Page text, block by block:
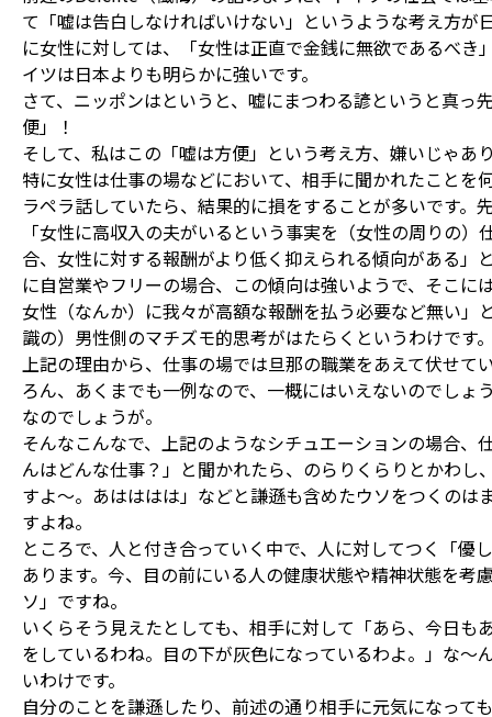
て「嘘は告白しなければいけない」というような考え方が
に女性に対しては、「女性は正直で金銭に無欲であるべき
イツは日本よりも明らかに強いです。
さて、ニッポンはというと、嘘にまつわる諺というと真っ
便」！
そして、私はこの「嘘は方便」という考え方、嫌いじゃあ
特に女性は仕事の場などにおいて、相手に聞かれたことを
ラペラ話していたら、結果的に損をすることが多いです。
「女性に高収入の夫がいるという事実を（女性の周りの）
合、女性に対する報酬がより低く抑えられる傾向がある」
に自営業やフリーの場合、この傾向は強いようで、そこに
女性（なんか）に我々が高額な報酬を払う必要など無い」
識の）男性側のマチズモ的思考がはたらくというわけです
上記の理由から、仕事の場では旦那の職業をあえて伏せて
ろん、あくまでも一例なので、一概にはいえないのでしょ
なのでしょうが。
そんなこんなで、上記のようなシチュエーションの場合、
んはどんな仕事？」と聞かれたら、のらりくらりとかわし
すよ～。あはははは」などと謙遜も含めたウソをつくのは
すよね。
ところで、人と付き合っていく中で、人に対してつく「優
あります。今、目の前にいる人の健康状態や精神状態を考
ソ」ですね。
いくらそう見えたとしても、相手に対して「あら、今日も
をしているわね。目の下が灰色になっているわよ。」な～
いわけです。
自分のことを謙遜したり、前述の通り相手に元気になって